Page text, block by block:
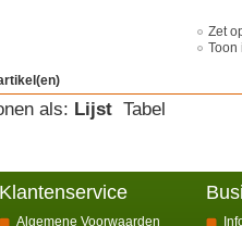
Zet
Toon
als: Lijst Tabel
Klantenservice
Algemene Voorwaarden